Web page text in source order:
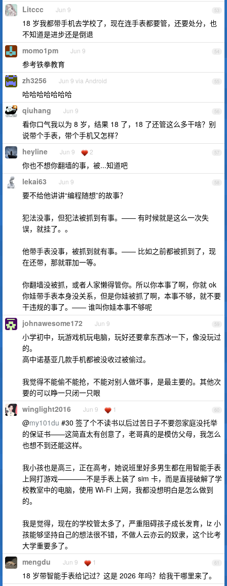
53
Litccc Jun 9
18 岁我都带手机去学校了，现在连手表都要管，还要处分，也
不知道是进步还是倒退
54
momo1pm Jun 9
参考铁拳教育
55
zh3256 Jun 9 via Android
哈哈哈哈哈哈哈
56
qiuhang Jun 9
看你口气我以为 8 岁，结果 18 了，18 了还管这么多干啥？别
说带个手表，带个手机又怎样？
57
heyline Jun 9 2
你也不想你翻墙的事，被...知道吧
58
lekai63 Jun 9
要不给他讲讲“编程随想”的故事？
犯法没事，但犯法被抓到有事。—— 有时候就是这么一次失
误，就挂了。。
他带手表没事，被抓到就有事。—— 比如之前都被抓到了，现
在还带，那就罪加一等。
你翻墙没被抓，或者人家懒得管你。所以你本事了啊，你就 ok
你娃带手表本身没关系，但是你娃被抓了啊，本事不够，就不要
干违规的事了。—— 谁叫你娃本事不够呢
59
johnawesome172 Jun 9
小学初中，玩游戏机玩电脑，玩好还要拿东西冰一下，像没玩过
的。
高中诺基亚几款手机都被没收过被偷过。
我觉得不能偷不能抢，不能对别人做坏事，是最主要的。其他次
要的可以睁一只闭一只眼
60
winglight2016 Jun 9 1
@my101du #30 签了个不读书以后过苦日子不要怨家庭没托举
的保证书——这简直太有创意了，老哥真的是模仿父母，我怎么
也想不到还能这样。
我小孩也是高三，正在高考，她说班里好多男生都在用智能手表
上网打游戏————不是手表上装了 sim 卡，而是直接破解了学
校教室中的电脑，使用 Wi-Fi 上网，我都没想明白是怎么做到
的。
我是觉得，现在的学校管太多了，严重阻碍孩子成长发育，lz 小
孩能够坚持自己的想法很不错，不做人云亦云的奴隶，这个比考
大学重要多了。
61
mengdu Jun 9 1
18 岁带智能手表给记过？这是 2026 年吗？给我干哪里来了。